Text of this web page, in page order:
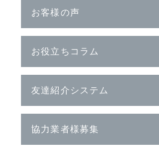
お客様の声
お役立ちコラム
友達紹介システム
協力業者様募集